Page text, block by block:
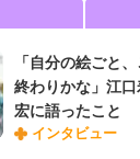
「自分の絵ごと
終わりかな」江
宏に語ったこと
インタビュー